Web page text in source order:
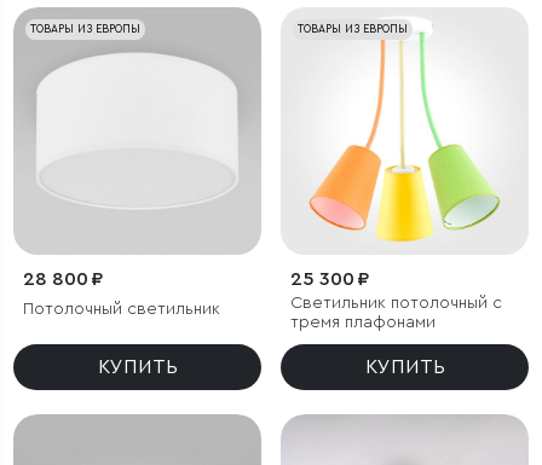
ТОВАРЫ ИЗ ЕВРОПЫ
28 800 ₽
Потолочный светильник
КУПИТЬ
ТОВАРЫ ИЗ ЕВРОПЫ
25 300 ₽
Светильник потолочный с
тремя плафонами
КУПИТЬ